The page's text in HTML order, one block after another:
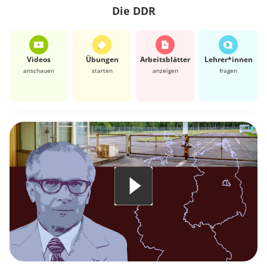
Die DDR
Videos
anschauen
Übungen
starten
Arbeits­blätter
anzeigen
Lehrer*​innen
fragen